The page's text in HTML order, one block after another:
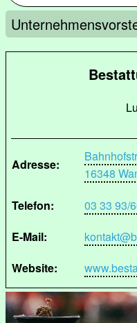
Adresse:
16348
Telefon:
03 33 93/
E-Mail:
Website: